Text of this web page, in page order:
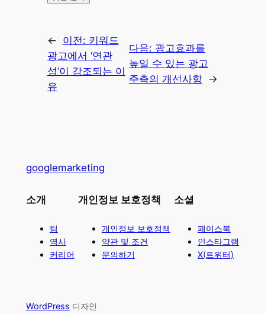
← 이전: 키워드
광고에서 ‘연관
성’이 강조되는 이
유
다음: 광고효과를
높일 수 있는 광고
주측의 개선사항 →
googlemarketing
소개
팀
역사
커리어
개인정보 보호정책
개인정보 보호정책
약관 및 조건
문의하기
소셜
페이스북
인스타그램
X(트위터)
WordPress 디자인